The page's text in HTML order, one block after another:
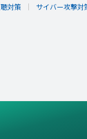
対策
サイバー攻撃対